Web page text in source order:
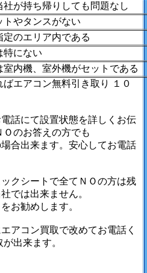
が持ち帰りしても問題なし
トやタンスがない
のエリア内である
特にない
内機、室外機がセットである
エアコン無料引き取り １０
話にて設置状態を詳しくお伝
Ｏのお答えの方でも
合出来ます。安心してお電話
クシートで全てＮＯの方は残
では出来ません。
お勧めします。
アコン買取で改めてお電話く
出来ます。